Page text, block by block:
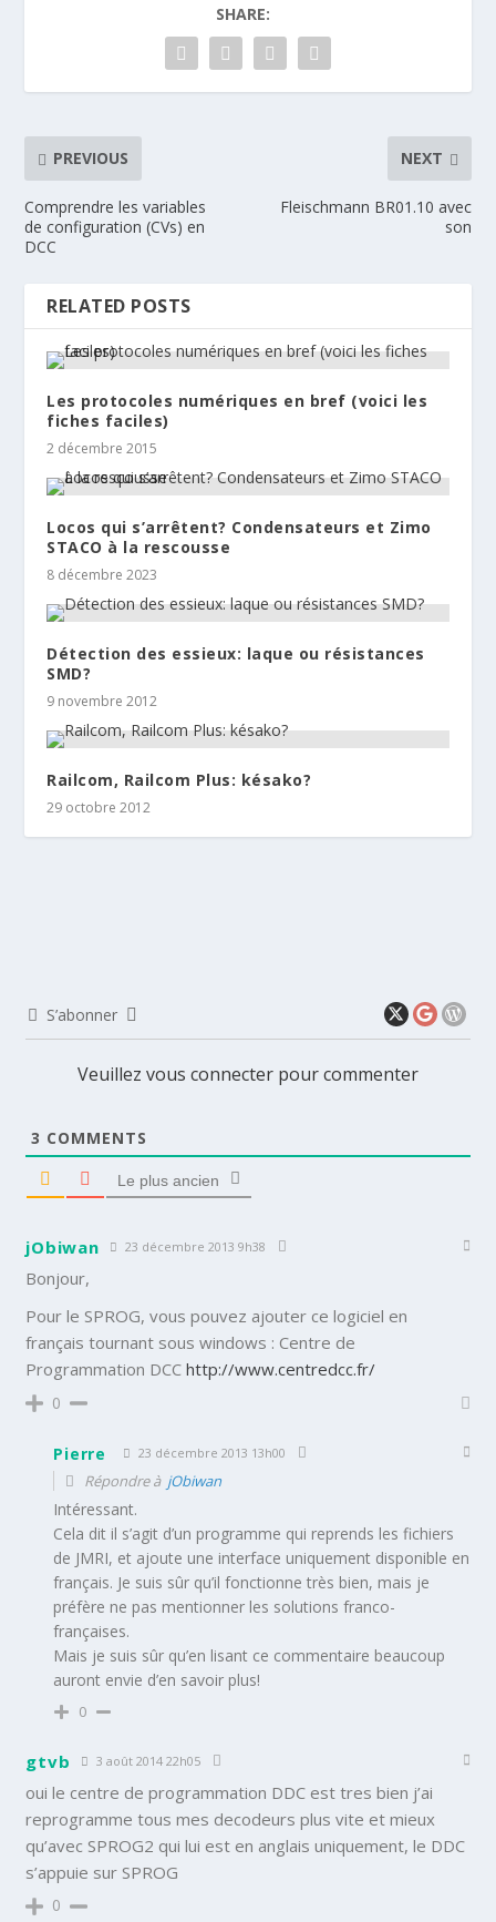
SHARE:
PREVIOUS
Comprendre les variables
de configuration (CVs) en
DCC
NEXT
Fleischmann BR01.10 avec
son
RELATED POSTS
Les protocoles numériques en bref (voici les
fiches faciles)
2 décembre 2015
Locos qui s’arrêtent? Condensateurs et Zimo
STACO à la rescousse
8 décembre 2023
Détection des essieux: laque ou résistances
SMD?
9 novembre 2012
Railcom, Railcom Plus: késako?
29 octobre 2012
S’abonner
Veuillez vous connecter pour commenter
3 COMMENTS
Le plus ancien
jObiwan 23 décembre 2013 9h38
Bonjour,
Pour le SPROG, vous pouvez ajouter ce logiciel en
français tournant sous windows : Centre de
Programmation DCChttp://www.centredcc.fr/
0
Pierre 23 décembre 2013 13h00
Répondre à jObiwan
Intéressant.
Cela dit il s’agit d’un programme qui reprends les fichiers
de JMRI, et ajoute une interface uniquement disponible en
français. Je suis sûr qu’il fonctionne très bien, mais je
préfère ne pas mentionner les solutions franco-
françaises.
Mais je suis sûr qu’en lisant ce commentaire beaucoup
auront envie d’en savoir plus!
0
gtvb 3 août 2014 22h05
oui le centre de programmation DDC est tres bien j’ai
reprogramme tous mes decodeurs plus vite et mieux
qu’avec SPROG2 qui lui est en anglais uniquement, le DDC
s’appuie sur SPROG
0